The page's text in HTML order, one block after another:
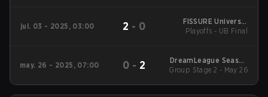
jul. 03 - 2025, 03:00 2 - 0
FISSURE Universe:
Episode 5
Playoffs - UB Final
may. 26 - 2025, 07:00 0 - 2
DreamLeague Season
26
Group Stage 2 - May 26